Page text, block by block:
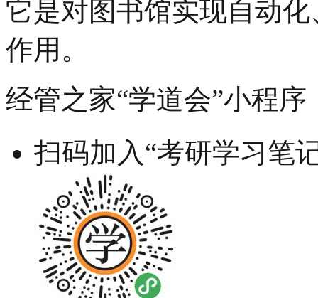
它是对图书馆实现自动
作用。
经管之家“学道会”小程序
扫码加入“考研学习笔